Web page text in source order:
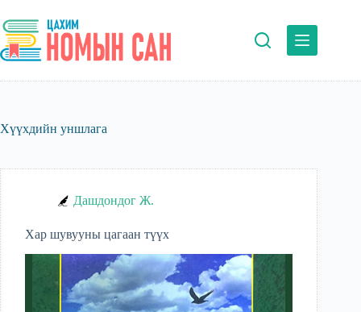
to
content
Хүүхдийн уншлага
Дашдондог Ж.
Хар шувууны цагаан түүх